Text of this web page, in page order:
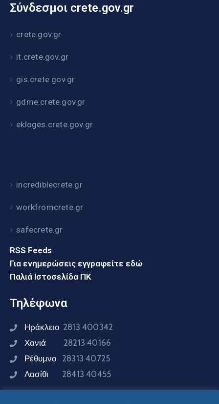
Σύνδεσμοι crete.gov.gr
crete.gov.gr
it.crete.gov.gr
gis.crete.gov.gr
gdme.crete.gov.gr
ekloges.crete.gov.gr
incrediblecrete.gr
workfromcrete.gr
safecrete.gr
RSS Feeds
Για ενημερώσεις εγγραφείτε εδώ
Παλιά Ιστοσελίδα ΠΚ
Τηλέφωνα
Ηράκλειο 2813 400342
Χανιά 28213 40166
Ρέθυμνο 28313 40725
Λασίθι 28413 40455